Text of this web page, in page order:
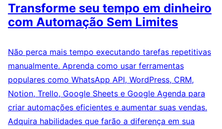
Transforme seu tempo em dinheiro
com Automação Sem Limites
Não perca mais tempo executando tarefas repetitivas
manualmente. Aprenda como usar ferramentas
populares como WhatsApp API, WordPress, CRM,
Notion, Trello, Google Sheets e Google Agenda para
criar automações eficientes e aumentar suas vendas.
Adquira habilidades que farão a diferença em sua